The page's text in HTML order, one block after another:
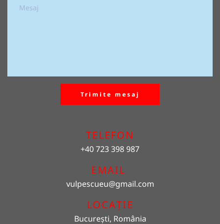
Trimite mesaj
TELEFON
+40 723 398 987
EMAIL
vulpescueu@gmail.com
LOCAȚIE
București, România